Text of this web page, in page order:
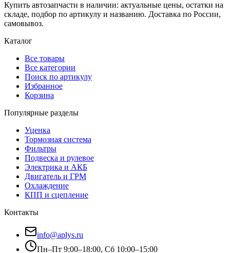
Купить автозапчасти в наличии: актуальные цены, остатки на
складе, подбор по артикулу и названию. Доставка по России,
самовывоз.
Каталог
Все товары
Все категории
Поиск по артикулу
Избранное
Корзина
Популярные разделы
Уценка
Тормозная система
Фильтры
Подвеска и рулевое
Электрика и АКБ
Двигатель и ГРМ
Охлаждение
КПП и сцепление
Контакты
info@aplys.ru
Пн–Пт 9:00–18:00, Сб 10:00–15:00